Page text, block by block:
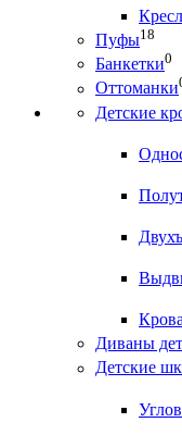
Пуфы18
Банкетки0
Оттоманки
Детские
Диваны
Детские